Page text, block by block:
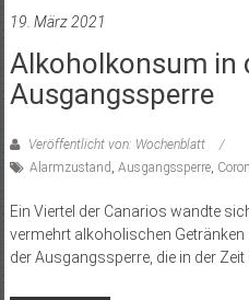
19. März 2021
Alkoholkonsum in
Ausgangssperre
Veröffentlicht von: Wochenblatt
Alarmzustand , Ausgangssperre,
Ein Viertel der Canarios wandte
vermehrt alkoholischen
der Ausgangssperre, die in der Zeit